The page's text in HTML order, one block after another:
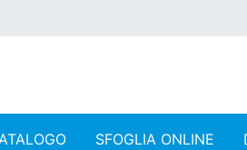
SFOGLIA ONLINE